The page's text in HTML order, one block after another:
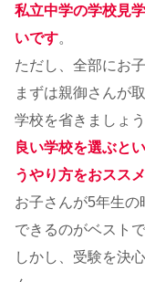
私立中学の学校見
いです。
ただし、全部にお
まずは親御さんが
学校を省きましょう
良い学校を選ぶと
うやり方をおススメ
お子さんが5年生
できるのがベストで
しかし、受験を決